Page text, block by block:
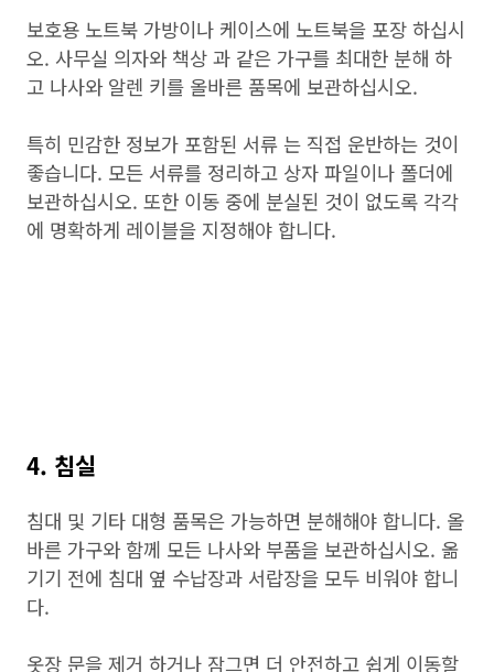
보호용 노트북 가방이나 케이스에 노트북을 포장 하십시
오. 사무실 의자와 책상 과 같은 가구를 최대한 분해 하
고 나사와 알렌 키를 올바른 품목에 보관하십시오.
특히 민감한 정보가 포함된 서류 는 직접 운반하는 것이
좋습니다. 모든 서류를 정리하고 상자 파일이나 폴더에
보관하십시오. 또한 이동 중에 분실된 것이 없도록 각각
에 명확하게 레이블을 지정해야 합니다.
4. 침실
침대 및 기타 대형 품목은 가능하면 분해해야 합니다. 올
바른 가구와 함께 모든 나사와 부품을 보관하십시오. 옮
기기 전에 침대 옆 수납장과 서랍장을 모두 비워야 합니
다.
옷장 문을 제거 하거나 잠그면 더 안전하고 쉽게 이동할